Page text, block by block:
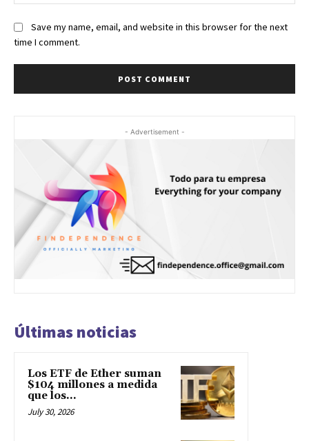
Save my name, email, and website in this browser for the next
time I comment.
- Advertisement -
Últimas noticias
Los ETF de Ether suman
$104 millones a medida
que los...
July 30, 2026